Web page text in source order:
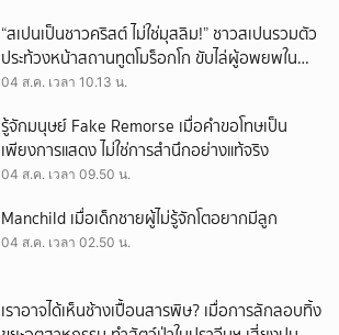
“สเปนเป็นชาวคริสต์ ไม่ใช่มุสลิม!” ชาวสเปนรวมตัว
ประท้วงหน้าสถานทูตโมร็อกโก ขับไล่ผู้อพยพใน
เมืองเซวตาออกนอกประเทศ
04 ส.ค. เวลา 10.13 น.
รู้จักมนุษย์ Fake Remorse เมื่อคำขอโทษเป็น
เพียงการแสดง ไม่ใช่การสำนึกอย่างแท้จริง
04 ส.ค. เวลา 09.50 น.
Manchild เมื่อเด็กชายผู้ไม่รู้จักโตอยากมีลูก
04 ส.ค. เวลา 02.50 น.
เราอาจได้เห็นช้างเปื้อนสารพิษ? เมื่อการลักลอบทิ้ง